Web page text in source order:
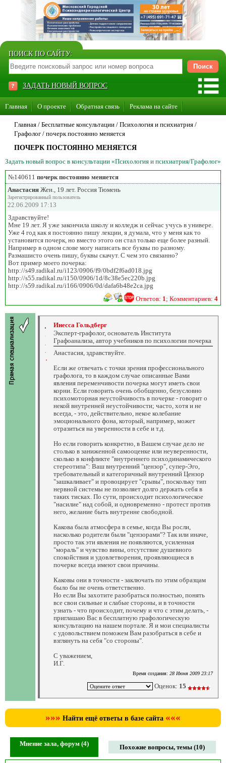
ПОИСК ПО САЙТУ:
ЗАДАТЬ НОВЫЙ ВОПРОС
Главная О проекте Обратная связь Реклама на сайте
Стать консультантом нашего сайта
Главная / Бесплатные консультации / Психология и психиатрия /
Графолог / почерк постоянно меняется
ПОЧЕРК ПОСТОЯННО МЕНЯЕТСЯ
Задать новый вопрос в консультации «Психология и психиатрия/Графолог»
№140611 почерк постоянно меняется
Анастасия Жен., 19 лет. Россия Тюмень
Зарегистрированный пользователь
22.06.2009 17:13
Здравствуйте!
Мне 19 лет. Я уже закончила школу и колледж и сейчас учусь в универе.
Уже 4 год как я постоянно пишу лекции, я думала, что у меня как то
установится почерк, но вместо этого он стал только еще более разный.
Например в одном слове могу написать все буквы по разному.
Размашисто очень пишу, буквы скачут. С чем это связанно?
Вот пример моего почерка:
http://s49.radikal.ru/i123/0906/f9/0bdf2f6ad018.jpg
http://s55.radikal.ru/i150/0906/1d/8c38e5ec220b.jpg
http://s59.radikal.ru/i166/0906/0d/dafa6b48e2ca.jpg
Ответов: 1 ; Комментариев: 4
Инесса Гольдберг
Эксперт-графолог, основатель Института
Графоанализа, автор учебников по психологии почерка
Анастасия, здравствуйте.
Если же отвечать с точки зрения профессионального
графолога, то в каждом случае описанные Вами
явления переменчивости почерка могут иметь свои
корни. Если говорить очень обобщенно, безусловно
психомоторная неустойчивость в почерке - говорит о
некой внутренней неустойчивости; часто, хотя и не
всегда, - это, действительно, некое колебание
эмоционального фона, который, например, может
отразиться на уверенности в себе и т.д.
Но если говорить конкретно, в Вашем случае дело не
столько в заниженной самооценке или неуверенности,
сколько в конфликте "внутреннего психодинамического
стереотипа": Ваш внутренний "цензор", супер-Эго,
требовательный и категоричный внутренний Цензор
"зашкаливает" и провоцирует "срывы", поскольку тип
нервной системы не позволяет долго держать себя в
таких тисках. По сути, происходит психологическое
"насилие" над собой, и одновременно - протест против
него, желание быть внутренне свободной.
Какова была атмосфера в семье, когда Вы росли,
насколько родители были "цензорами"? Так или иначе,
просто так эти явления не появляются, усиленная
"мораль" и чувство вины, отсутствие душевного
спокойствия и удовлетворения, проявляющиеся в
почерке всегда имеют свои причины.
Каковы они в точности - заключать по этим образцам
было бы не очень ответственно.
Но если Вы захотите разобраться полностью, понять
все свои сильные и слабые стороны, и в точности
узнать - что происходит, почему и что с этим делать, -
приглашаю Вас в бесплатную графологическую
консультацию на нашем портале. Я и мои специалисты
с удовольствием поможем Вам разобраться в себе и
взглянуть на себя "со стороны".
С уважением,
И.Г.
Время создания: 28 Июня 2009 23:17
Оценок: 15
»»» Найти ещё ответы в базе сайта «««
Мнение зала, форум (4) Похожие вопросы, темы (10)